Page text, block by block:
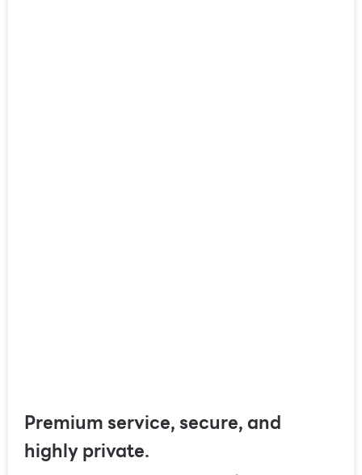
Premium service, secure, and
highly private.